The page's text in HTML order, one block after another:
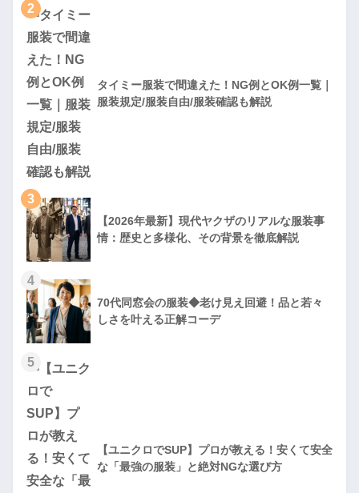
2
タイミー服装で間違えた！NG例とOK例一覧｜
服装規定/服装自由/服装確認も解説
3
【2026年最新】現代ヤクザのリアルな服装事
情：歴史と多様化、その背景を徹底解説
4
70代同窓会の服装◆老け見え回避！品と若々
しさを叶える正解コーデ
5
【ユニクロでSUP】プロが教える！安くて安全
な「最強の服装」と絶対NGな選び方